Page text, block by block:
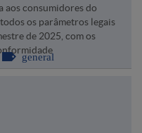
aos consumidores do
os parâmetros legais
de 2025, com os
general